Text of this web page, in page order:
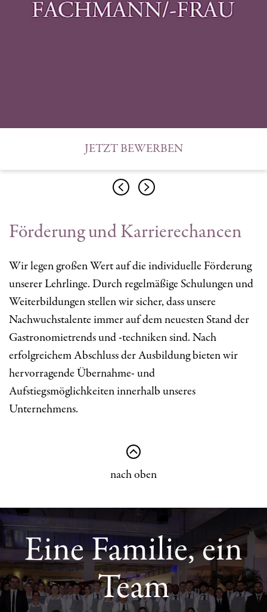
JETZT BEWERBEN
Förderung und Karrierechancen
Wir legen großen Wert auf die individuelle Förderung
unserer Lehrlinge. Durch regelmäßige Schulungen und
Weiterbildungen stellen wir sicher, dass unsere
Nachwuchstalente immer auf dem neuesten Stand der
Gastronomietrends und -techniken sind. Nach
erfolgreichem Abschluss der Ausbildung bieten wir
hervorragende Übernahme- und
Aufstiegsmöglichkeiten innerhalb unseres
Unternehmens.
nach oben
Eine Familie, ein
Team